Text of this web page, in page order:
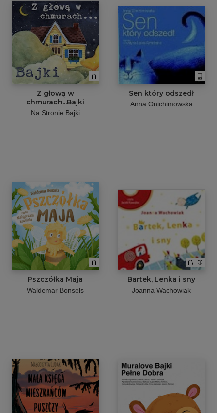
Z głową w
chmurach...Bajki
Na Stronie Bajki
Sen który odszedł
Anna Onichimowska
Pszczółka Maja
Waldemar Bonsels
Bartek, Lenka i sny
Joanna Wachowiak